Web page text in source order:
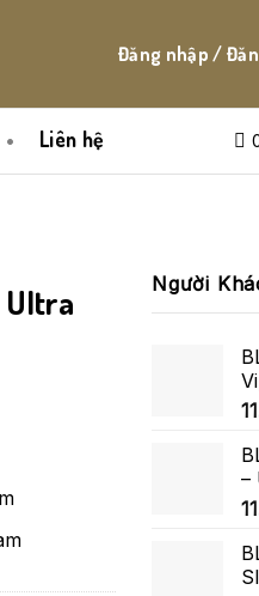
Đăng nhập /
Liên hệ
Ultra
Người
–